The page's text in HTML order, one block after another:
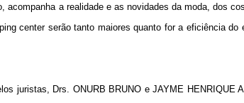
a realidade e as novidades da moda, dos
center serão tanto maiores quanto for a eficiência do
juristas, Drs. ONURB BRUNO e JAYME HENRIQUE